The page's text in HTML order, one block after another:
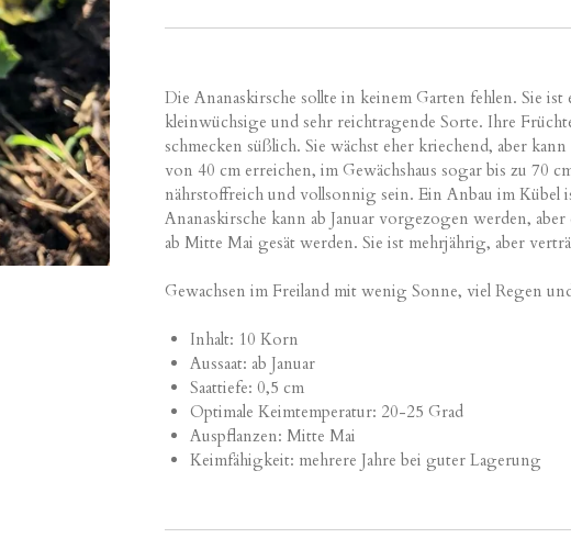
Die Ananaskirsche sollte in keinem Garten fehlen. Sie ist
kleinwüchsige und sehr reichtragende Sorte. Ihre
schmecken süßlich. Sie wächst eher kriechend, aber
von 40 cm erreichen, im Gewächshaus sogar bis zu 70
nährstoffreich und vollsonnig sein. Ein Anbau im Kübel
Ananaskirsche kann ab Januar vorgezogen werden, aber
ab Mitte Mai gesät werden. Sie ist mehrjährig, aber
Gewachsen im Freiland mit wenig Sonne, viel Regen
Inhalt: 10 Korn
Aussaat: ab Januar
Saattiefe: 0,5 cm
Optimale Keimtemperatur: 20-25 Grad
Auspflanzen: Mitte Mai
Keimfähigkeit: mehrere Jahre bei guter Lagerung